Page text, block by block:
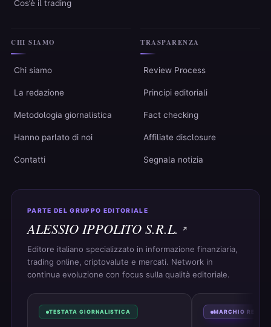
Cos’è il trading
CHI SIAMO
Chi siamo
La redazione
Metodologia giornalistica
Hanno parlato di noi
Contatti
TRASPARENZA
Review Process
Principi editoriali
Fact checking
Affiliate disclosure
Segnala notizia
PARTE DEL GRUPPO EDITORIALE
ALESSIO IPPOLITO S.R.L.
Editore italiano specializzato in informazione finanziaria,
trading online, criptovalute e mercati. Network in
continua evoluzione con focus sulla qualità editoriale.
TESTATA GIORNALISTICA MARCHIO